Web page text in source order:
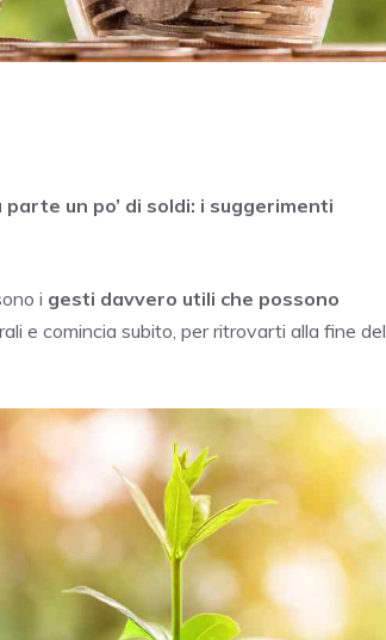
un po’ di soldi: i suggerimenti
i gesti davvero utili che possono
e comincia subito, per ritrovarti alla fine del